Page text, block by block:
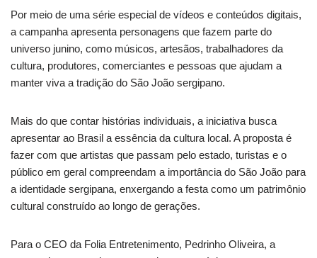
Por meio de uma série especial de vídeos e conteúdos digitais,
a campanha apresenta personagens que fazem parte do
universo junino, como músicos, artesãos, trabalhadores da
cultura, produtores, comerciantes e pessoas que ajudam a
manter viva a tradição do São João sergipano.
Mais do que contar histórias individuais, a iniciativa busca
apresentar ao Brasil a essência da cultura local. A proposta é
fazer com que artistas que passam pelo estado, turistas e o
público em geral compreendam a importância do São João para
a identidade sergipana, enxergando a festa como um patrimônio
cultural construído ao longo de gerações.
Para o CEO da Folia Entretenimento, Pedrinho Oliveira, a